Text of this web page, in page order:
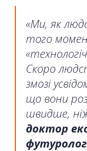
«Ми, як
того
Скоро
змозі
що вони
швидше,
доктор